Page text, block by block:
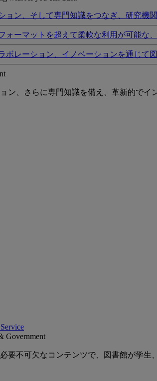
ョン、そして専門知識をつなぎ、研究機
ォーマットを超えて柔軟な利用が可能な
ボレーション、イノベーションを通じて
ン、さらに専門知識を備え、革新的でイ
Government
要不可欠なコンテンツで、図書館が学